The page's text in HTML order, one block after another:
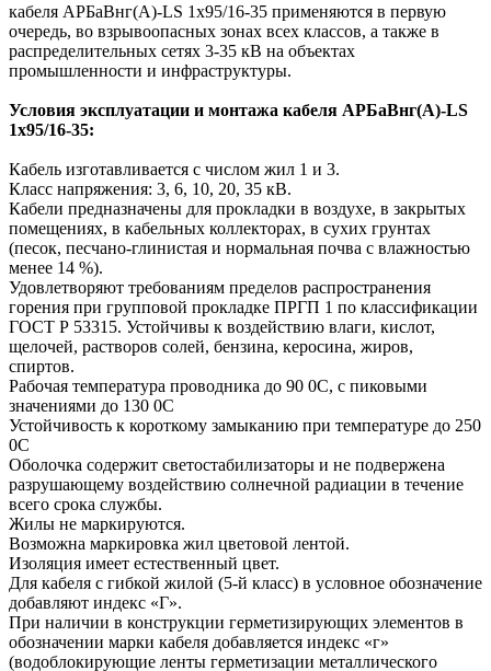
кабеля АРБаВнг(A)-LS 1х95/16-35 применяются в первую
очередь, во взрывоопасных зонах всех классов, а также в
распределительных сетях 3-35 кВ на объектах
промышленности и инфраструктуры.
Условия эксплуатации и монтажа кабеля АРБаВнг(A)-LS
1х95/16-35:
Кабель изготавливается с числом жил 1 и 3.
Класс напряжения: 3, 6, 10, 20, 35 кВ.
Кабели предназначены для прокладки в воздухе, в закрытых
помещениях, в кабельных коллекторах, в сухих грунтах
(песок, песчано-глинистая и нормальная почва с влажностью
менее 14 %).
Удовлетворяют требованиям пределов распространения
горения при групповой прокладке ПРГП 1 по классификации
ГОСТ Р 53315. Устойчивы к воздействию влаги, кислот,
щелочей, растворов солей, бензина, керосина, жиров,
спиртов.
Рабочая температура проводника до 90 0С, с пиковыми
значениями до 130 0С
Устойчивость к короткому замыканию при температуре до 250
0С
Оболочка содержит светостабилизаторы и не подвержена
разрушающему воздействию солнечной радиации в течение
всего срока службы.
Жилы не маркируются.
Возможна маркировка жил цветовой лентой.
Изоляция имеет естественный цвет.
Для кабеля с гибкой жилой (5-й класс) в условное обозначение
добавляют индекс «Г».
При наличии в конструкции герметизирующих элементов в
обозначении марки кабеля добавляется индекс «г»
(водоблокирующие ленты герметизации металлического